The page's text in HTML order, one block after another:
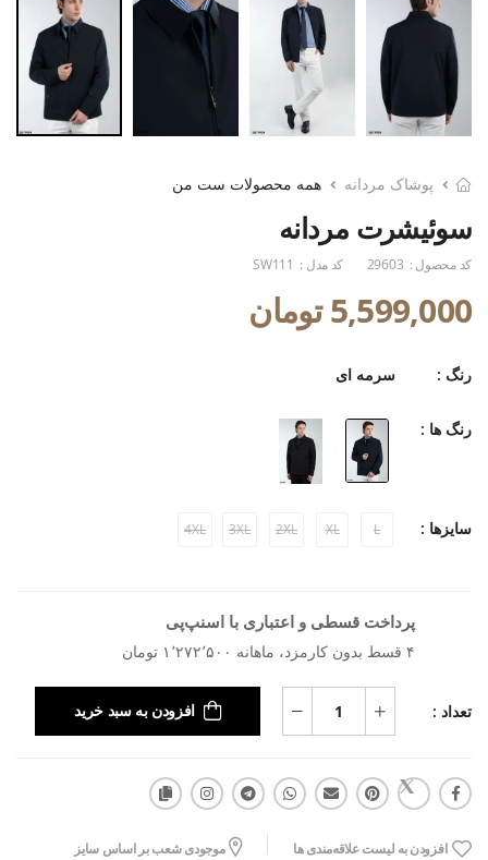
پوشاک مردانه همه محصولات ست من
سوئیشرت مردانه
کد محصول : 29603 کد مدل : SW111
5,599,000 تومان
رنگ : سرمه ای
رنگ ها :
سایزها : L
XL
2XL
3XL
4XL
پرداخت قسطی و اعتباری با اسنپ‌پی
۴ قسط بدون کارمزد، ماهانه ۱٬۲۷۲٬۵۰۰ تومان
تعداد : افزودن به سبد خرید
افزودن به لیست علاقه‌مندی ها موجودی شعب بر اساس سایز